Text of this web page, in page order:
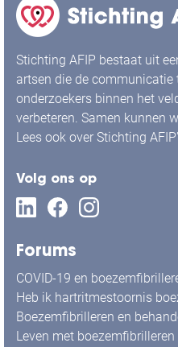
Stichting AFIP bestaat uit
artsen die de communicatie
onderzoekers binnen het
verbeteren. Samen kunnen
Lees ook over Stichting
Volg ons op
Forums
COVID-19 en
Heb ik hartritmestoornis
Boezemfibrilleren en
Leven met boezemfibrilleren